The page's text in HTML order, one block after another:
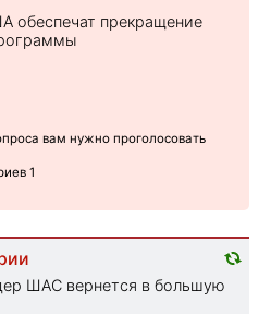
обеспечат прекращение
вам нужно проголосовать
1
ШАС вернется в большую